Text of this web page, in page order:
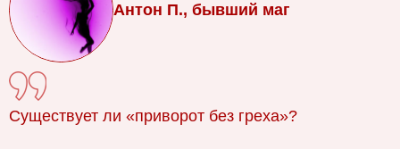
Антон П., бывший маг
Существует ли «приворот без греха»?